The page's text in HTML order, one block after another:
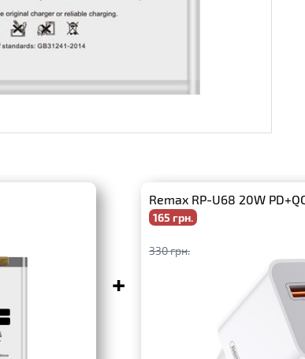
+
Remax RP-U68 20W
165 грн.
330 грн.